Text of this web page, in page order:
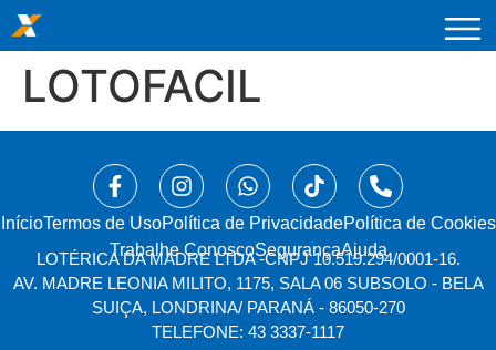
LOTOFACIL
Início⁠Termos de UsoPolítica de PrivacidadePolítica de Cookies
Trabalhe ConoscoSegurançaAjuda
LOTÉRICA DA MADRE LTDA -CNPJ 10.519.294/0001-16.
AV. MADRE LEONIA MILITO, 1175, SALA 06 SUBSOLO - BELA
SUIÇA, LONDRINA/ PARANÁ - 86050-270
TELEFONE: 43 3337-1117